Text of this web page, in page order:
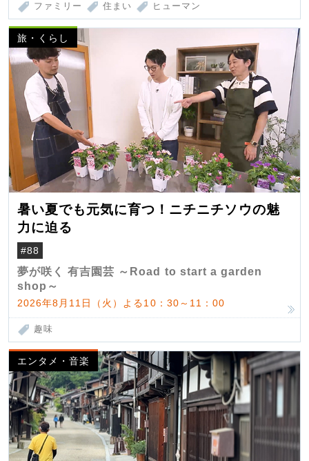
ファミリー 住まい ヒューマン
旅・くらし
暑い夏でも元気に育つ！ニチニチソウの魅
力に迫る
#88
夢が咲く 有吉園芸 ～Road to start a garden
shop～
2026年8月11日（火）よる10：30～11：00
趣味
エンタメ・音楽